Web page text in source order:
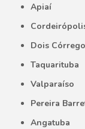
Apiaí
Dois
Taquarituba
Valparaíso
Pereira
Angatuba